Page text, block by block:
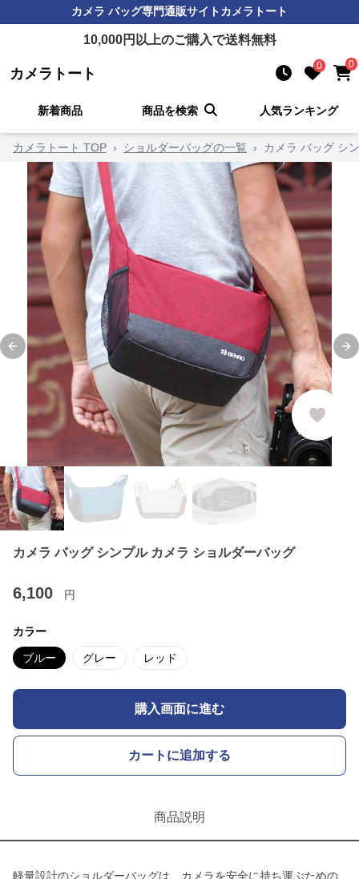
カメラ バッグ専門通販サイトカメラトート
10,000円以上のご購入で送料無料
カメラトート 0 0
新着商品 商品を検索 人気ランキング
カメラトート TOP › ショルダーバッグの一覧 › カメラ バッグ シ
Previous slide
カメラ バッグ シンプル カメラ ショルダーバッグ
6,100 円
カラー
ブルー グレー レッド
購入画面に進む
カートに追加する
商品説明
軽量設計のショルダーバッグは、カメラを安全に持ち運ぶための